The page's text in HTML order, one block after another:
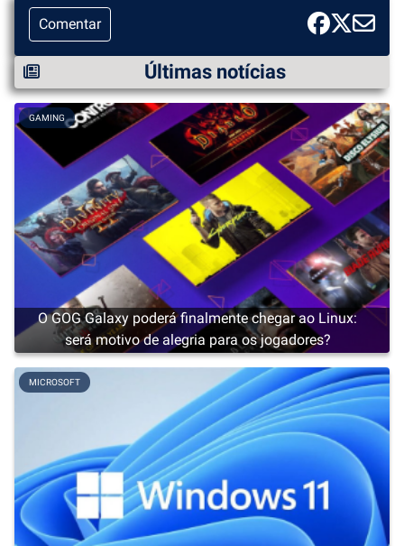
Comentar
Últimas notícias
O GOG Galaxy poderá finalmente chegar ao Linux:
será motivo de alegria para os jogadores?
GAMING
MICROSOFT